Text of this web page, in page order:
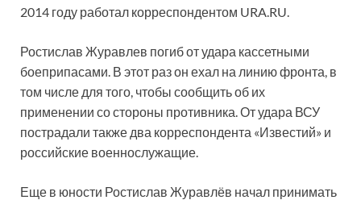
2014 году работал корреспондентом URA.RU.
Ростислав Журавлев погиб от удара кассетными
боеприпасами. В этот раз он ехал на линию фронта, в
том числе для того, чтобы сообщить об их
применении со стороны противника. От удара ВСУ
пострадали также два корреспондента «Известий» и
российские военнослужащие.
Еще в юности Ростислав Журавлёв начал принимать